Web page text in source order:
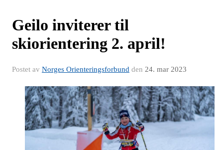
Geilo inviterer til
skiorientering 2. april!
Postet av Norges Orienteringsforbund den 24. mar 2023